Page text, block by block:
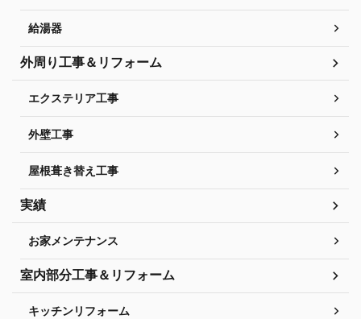
給湯器
外周り工事＆リフォーム
エクステリア工事
外壁工事
屋根葺き替え工事
実績
お家メンテナンス
室内部分工事＆リフォーム
キッチンリフォーム